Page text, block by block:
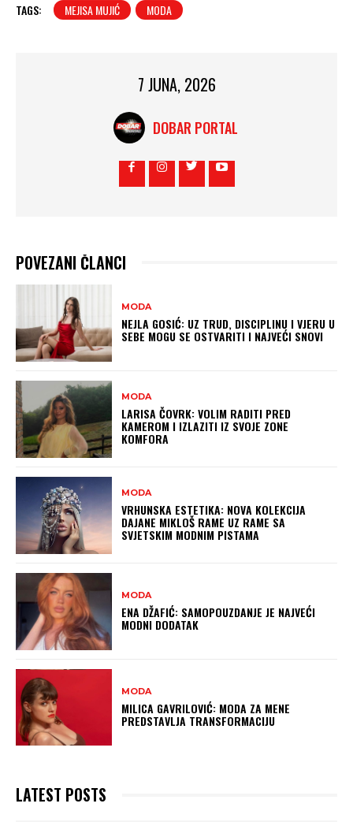
TAGS: MEJISA MUJIĆ MODA
7 JUNA, 2026
DOBAR PORTAL
POVEZANI ČLANCI
MODA
NEJLA GOSIĆ: UZ TRUD, DISCIPLINU I VJERU U
SEBE MOGU SE OSTVARITI I NAJVEĆI SNOVI
MODA
LARISA ČOVRK: VOLIM RADITI PRED
KAMEROM I IZLAZITI IZ SVOJE ZONE
KOMFORA
MODA
VRHUNSKA ESTETIKA: NOVA KOLEKCIJA
DAJANE MIKLOŠ RAME UZ RAME SA
SVJETSKIM MODNIM PISTAMA
MODA
ENA DŽAFIĆ: SAMOPOUZDANJE JE NAJVEĆI
MODNI DODATAK
MODA
MILICA GAVRILOVIĆ: MODA ZA MENE
PREDSTAVLJA TRANSFORMACIJU
LATEST POSTS